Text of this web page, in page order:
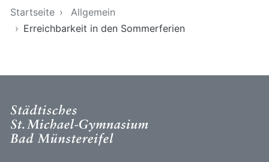
Startseite
Allgemein
Erreichbarkeit in den Sommerferien